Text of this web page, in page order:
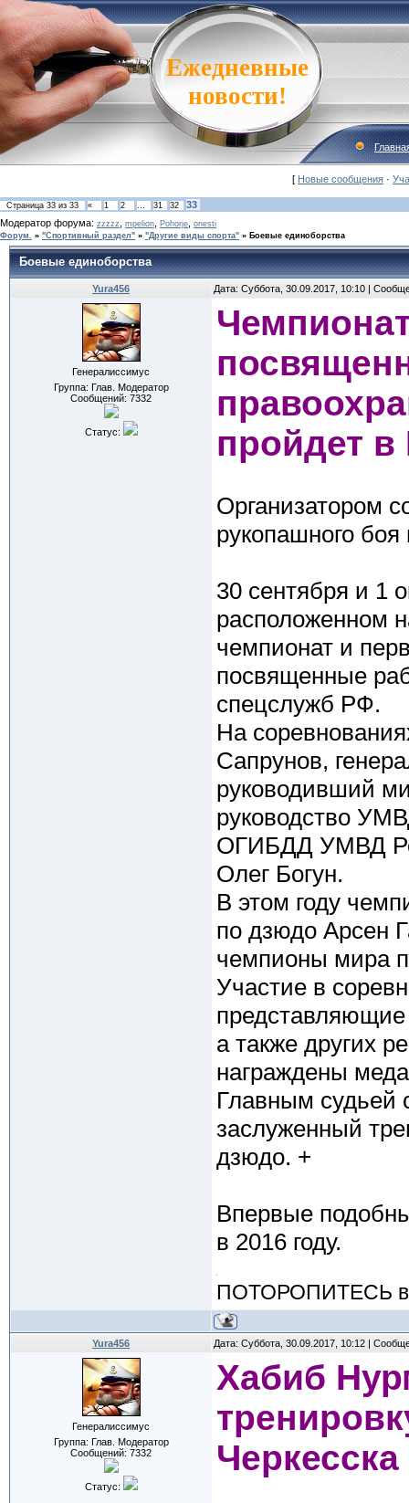
Ежедневные
новости!
[ Новые сообщения ·
Страница 33 из 33 « 1 2 … 31 32
33
Модератор форума: zzzzz mpelion Pohorje onesti
Форум. » "Спортивный раздел" » "Другие виды спорта" » Боевые единоборства
Боевые единоборства
Yura456 Дата: Суббота, 30.09.2017, 10:10 |
Генералиссимус
Группа: Глав. Модератор
Сообщений: 7332
Статус:
пройдет в
Организатором
рукопашного боя
30 сентября и 1
расположенном
чемпионат и
посвященные
спецслужб РФ.
На
Сапрунов,
руководивший
руководство
ОГИБДД УМВД
Олег Богун.
В этом году
по дзюдо Арсен
чемпионы мира
Участие в
представляющие
а также других
награждены
Главным судьей
заслуженный
дзюдо. +
Впервые
в 2016 году.
ПОТОРОПИТЕСЬ
Yura456 Дата: Суббота, 30.09.2017, 10:12 |
Генералиссимус
Группа: Глав. Модератор
Сообщений: 7332
Статус:
Хабиб
Черкесска